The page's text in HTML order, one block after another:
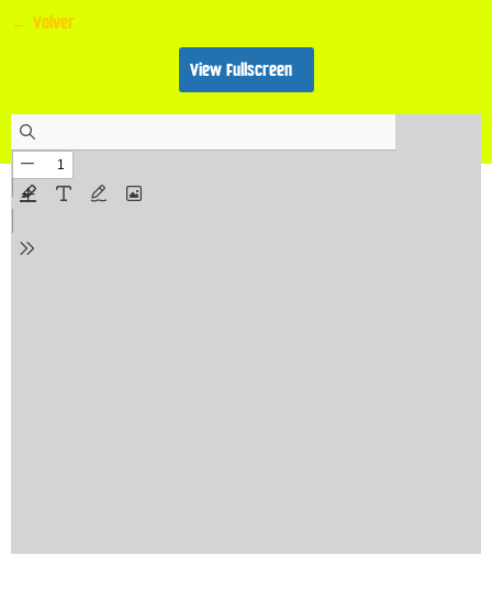
← Volver
View Fullscreen